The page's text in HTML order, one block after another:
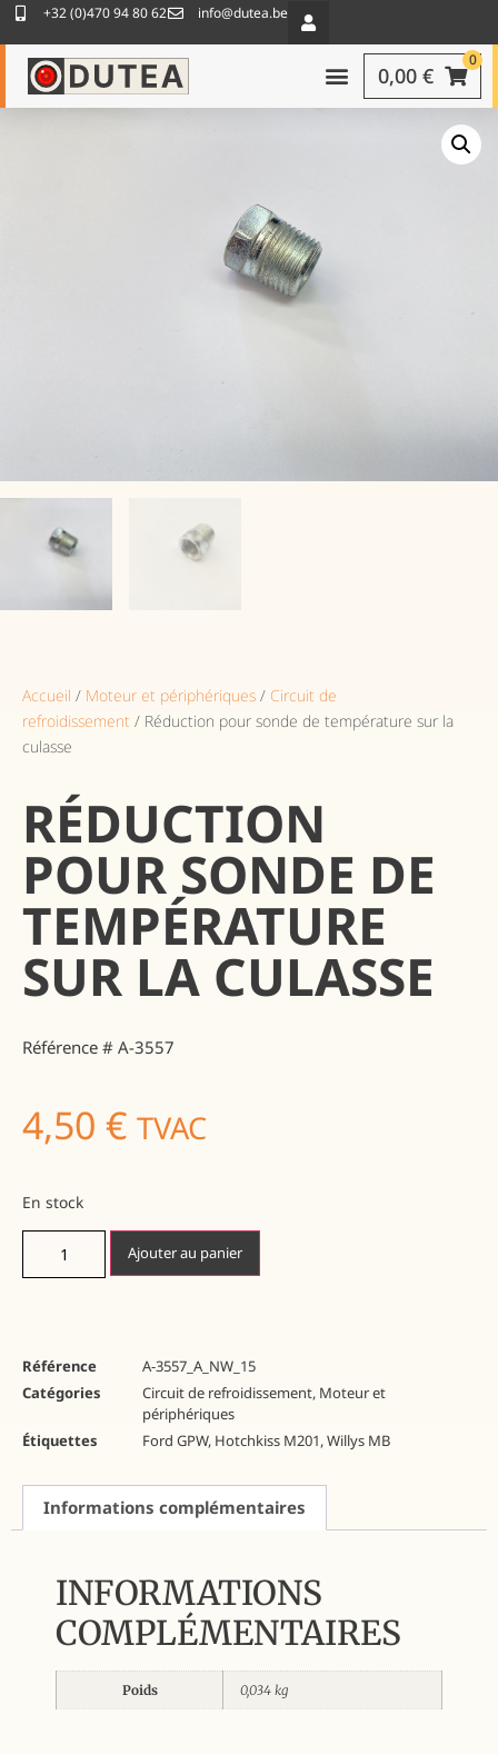
+32 (0)470 94 80 62 info@dutea.be
0
0,00 €
Accueil / Moteur et périphériques / Circuit de
refroidissement / Réduction pour sonde de température sur la
culasse
RÉDUCTION
POUR SONDE DE
TEMPÉRATURE
SUR LA CULASSE
Référence # A-3557
4,50 € TVAC
En stock
Ajouter au panier
Référence
A-3557_A_NW_15
Catégories
Circuit de refroidissement, Moteur et
périphériques
Étiquettes
Ford GPW, Hotchkiss M201,Willys MB
Informations complémentaires
INFORMATIONS
COMPLÉMENTAIRES
Poids 0,034 kg